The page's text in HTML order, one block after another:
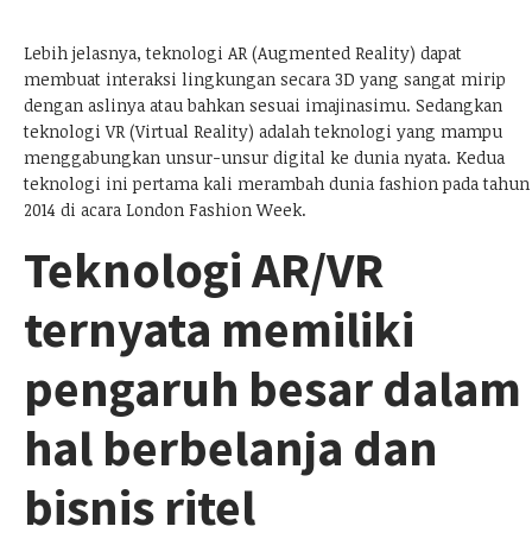
Lebih jelasnya, teknologi AR (Augmented Reality) dapat
membuat interaksi lingkungan secara 3D yang sangat mirip
dengan aslinya atau bahkan sesuai imajinasimu. Sedangkan
teknologi VR (Virtual Reality) adalah teknologi yang mampu
menggabungkan unsur-unsur digital ke dunia nyata. Kedua
teknologi ini pertama kali merambah dunia fashion pada tahun
2014 di acara London Fashion Week.
Teknologi AR/VR
ternyata memiliki
pengaruh besar dalam
hal berbelanja dan
bisnis ritel